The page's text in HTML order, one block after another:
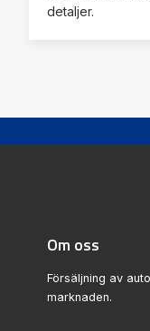
detaljer.
Om oss
Försäljning av
marknaden.